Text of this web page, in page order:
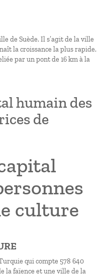
de Suède. Il s’agit de la ville
la croissance la plus rapide.
par un pont de 16 km à la
humain des
de
culture
qui compte 578 640
la faïence et une ville de la